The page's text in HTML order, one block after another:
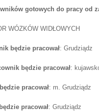
gotowych do pracy od
WÓZKÓW WIDŁOWYCH
będzie pracował: Grudziądz
będzie pracował:
pracował: m. Grudziądz
pracował: Grudziądz